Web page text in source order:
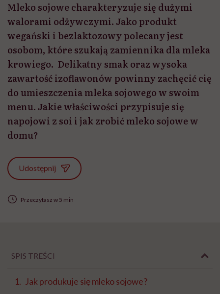
Mleko sojowe charakteryzuje się dużymi
walorami odżywczymi. Jako produkt
wegański i bezlaktozowy polecany jest
osobom, które szukają zamiennika dla mleka
krowiego. Delikatny smak oraz wysoka
zawartość izoflawonów powinny zachęcić cię
do umieszczenia mleka sojowego w swoim
menu. Jakie właściwości przypisuje się
napojowi z soi i jak zrobić mleko sojowe w
domu?
Udostępnij
Przeczytasz w 5 min
SPIS TREŚCI
Jak produkuje się mleko sojowe?